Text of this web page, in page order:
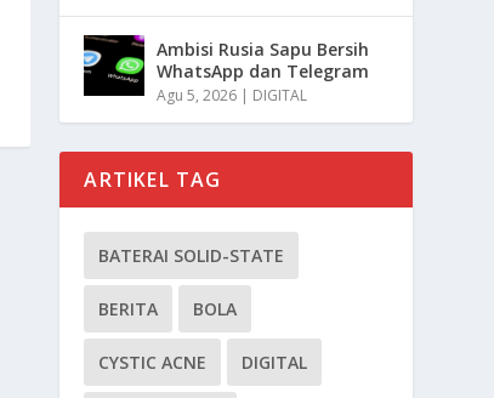
Ambisi Rusia Sapu Bersih
WhatsApp dan Telegram
Agu 5, 2026 | DIGITAL
ARTIKEL TAG
BATERAI SOLID-STATE
BERITA BOLA
CYSTIC ACNE DIGITAL